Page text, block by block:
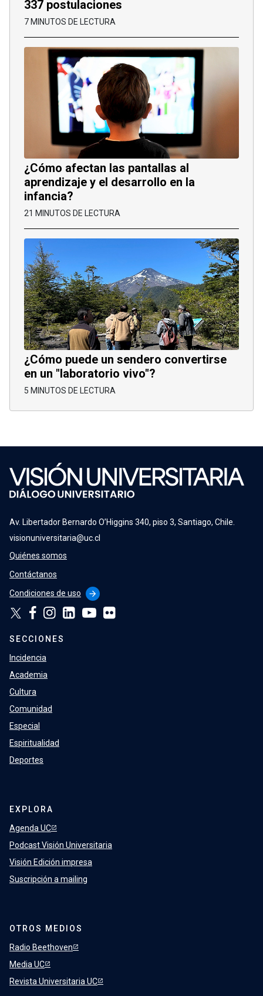
337 postulaciones
7 MINUTOS DE LECTURA
¿Cómo afectan las pantallas al
aprendizaje y el desarrollo en la
infancia?
21 MINUTOS DE LECTURA
¿Cómo puede un sendero convertirse
en un "laboratorio vivo"?
5 MINUTOS DE LECTURA
Av. Libertador Bernardo O’Higgins 340, piso 3, Santiago, Chile.
visionuniversitaria@uc.cl
Quiénes somos
Contáctanos
Condiciones de uso
arrow_forward
SECCIONES
Incidencia
Academia
Cultura
Comunidad
Especial
Espiritualidad
Deportes
EXPLORA
Agenda UC
Podcast Visión Universitaria
Visión Edición impresa
Suscripción a mailing
OTROS MEDIOS
Radio Beethoven
Media UC
Revista Universitaria UC